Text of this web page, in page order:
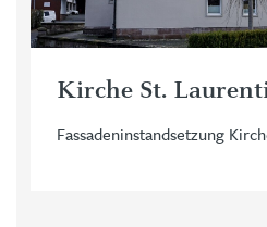
Kirche St.
Fassadeninstandsetzung